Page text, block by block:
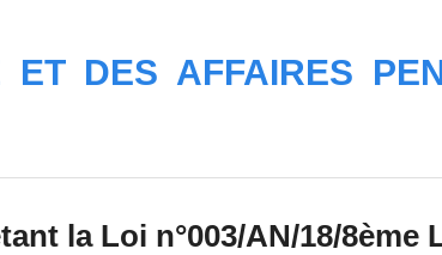
DES AFFAIRES
la Loi n°003/AN/18/8ème